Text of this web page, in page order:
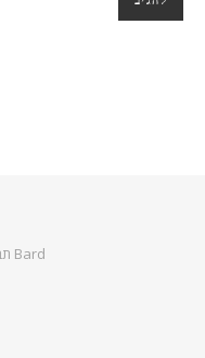
Bard תבנית מאת